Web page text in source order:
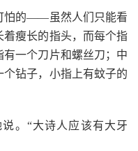
的——虽然人们只能看
着瘦长的指头，而每个指
一个刀片和螺丝刀；中
钻子，小指上有蚊子的
。“大诗人应该有大牙